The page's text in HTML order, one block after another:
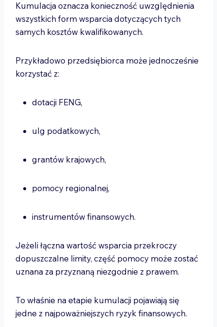
Kumulacja oznacza konieczność uwzględnienia
wszystkich form wsparcia dotyczących tych
samych kosztów kwalifikowanych.
Przykładowo przedsiębiorca może jednocześnie
korzystać z:
dotacji FENG,
ulg podatkowych,
grantów krajowych,
pomocy regionalnej,
instrumentów finansowych.
Jeżeli łączna wartość wsparcia przekroczy
dopuszczalne limity, część pomocy może zostać
uznana za przyznaną niezgodnie z prawem.
To właśnie na etapie kumulacji pojawiają się
jedne z najpoważniejszych ryzyk finansowych.